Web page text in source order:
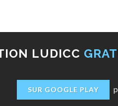
LUDICC
SUR GOOGLE PLAY